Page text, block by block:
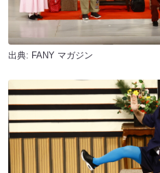
出典: FANY マガジン